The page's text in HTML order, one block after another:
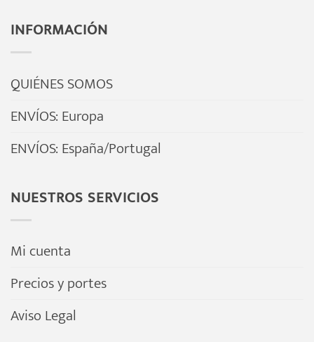
INFORMACIÓN
QUIÉNES SOMOS
ENVÍOS: Europa
ENVÍOS: España/Portugal
NUESTROS SERVICIOS
Mi cuenta
Precios y portes
Aviso Legal